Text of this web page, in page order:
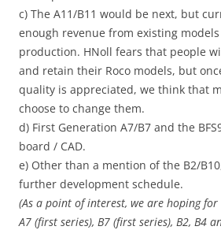
c) The A11/B11 would be next, but
enough revenue from existing
production. HNoll fears that people
and retain their Roco models, but
quality is appreciated, we think that
choose to change them.
d) First Generation A7/B7 and the
board / CAD.
e) Other than a mention of the B2/
further development schedule.
(As a point of interest, we are hoping
A7 (first series), B7 (first series), B2, B4